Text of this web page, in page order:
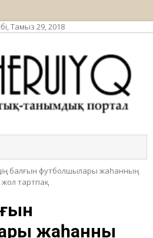
Тамыз 29, 2018
балғын футболшылары жаһанның
тартпақ
жаһанның